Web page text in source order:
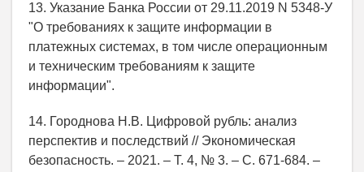
13. Указание Банка России от 29.11.2019 N 5348-У
"О требованиях к защите информации в
платежных системах, в том числе операционным
и техническим требованиям к защите
информации".
14. Городнова Н.В. Цифровой рубль: анализ
перспектив и последствий // Экономическая
безопасность. – 2021. – Т. 4, № 3. – С. 671-684. –